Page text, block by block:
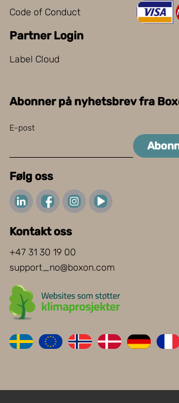
Code of Conduct
Partner Login
Label Cloud
Abonner på nyhetsbrev fra
E-post
Følg oss
Kontakt oss
+47 31 30 19 00
support_no@boxon.com